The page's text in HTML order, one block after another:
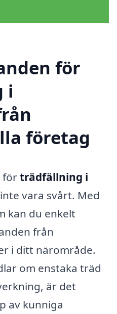
för
i
företag
förträdfällning i
vara svårt. Med
kan du enkelt
från
i ditt närområde.
om enstaka träd
är det
av kunniga